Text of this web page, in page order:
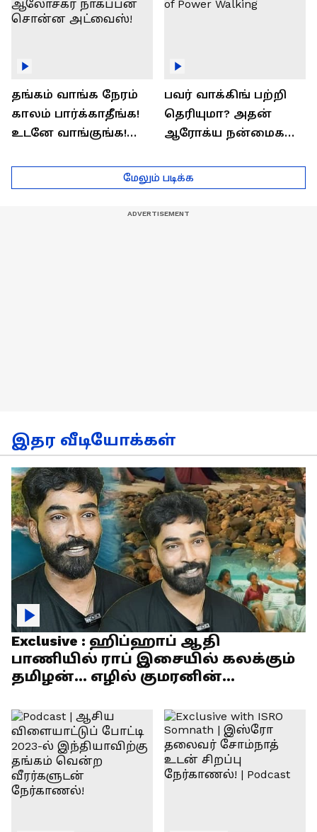
தங்கம் வாங்க நேரம்
காலம் பார்க்காதீங்க!
உடனே வாங்குங்க!
ஆலோசகர் நாகப்பன்
சொன்ன அட்வைஸ்!
பவர் வாக்கிங் பற்றி
தெரியுமா? அதன்
ஆரோக்ய நன்மைகள்
of Power Walking
மேலும் படிக்க
இதர வீடியோக்கள்
Exclusive : ஹிப்ஹாப் ஆதி
பாணியில் ராப் இசையில் கலக்கும்
தமிழன்... எழில் குமரனின்